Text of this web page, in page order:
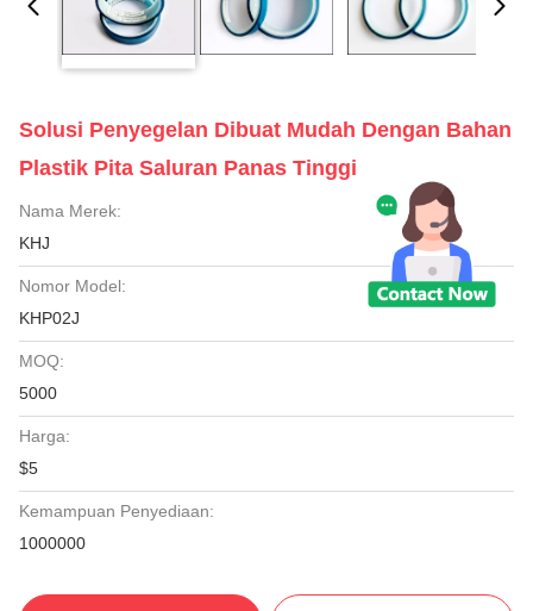
Solusi Penyegelan Dibuat Mudah Dengan Bahan
Plastik Pita Saluran Panas Tinggi
Nama Merek:
KHJ
Nomor Model:
KHP02J
MOQ:
5000
Harga:
$5
Kemampuan Penyediaan:
1000000